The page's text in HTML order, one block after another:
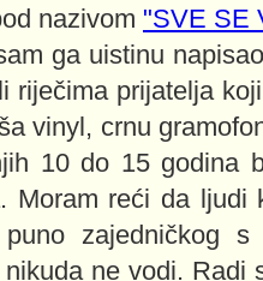
nazivom "SVE SE
ga uistinu
riječima prijatelja
vinyl, crnu
10 do 15 godina
Moram reći da ljudi
puno zajedničkog
nikuda ne vodi. Radi